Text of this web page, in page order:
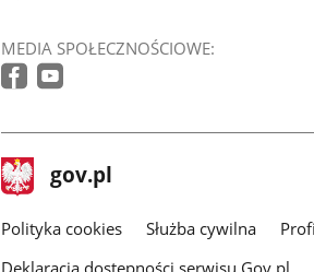
MEDIA SPOŁECZNOŚCIOWE:
stopka
gov.pl Strona
gov.pl
gov.pl
Polityka cookies Służba cywilna
Deklaracja dostępności serwisu Gov.pl